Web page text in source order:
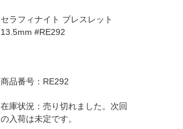
セラフィナイト ブレスレット
13.5mm #RE292
商品番号： RE292
在庫状況：売り切れました。次回
の入荷は未定です。